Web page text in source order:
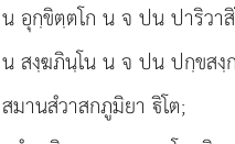
น อุกฺขิตฺตโก น จ ปน ปาริวา
น สงฺฆภินฺโน น จ ปน ปกฺขสงฺ
สมานสํวาสกภูมิยา ิโต;